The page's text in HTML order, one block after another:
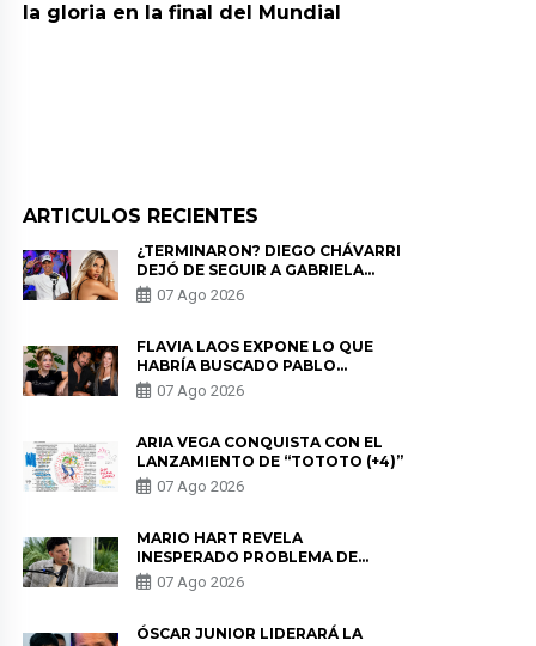
la gloria en la final del Mundial
ARTICULOS RECIENTES
¿TERMINARON? DIEGO CHÁVARRI
DEJÓ DE SEGUIR A GABRIELA
HERRERA Y ANUNCIA SU SALIDA
DE PÓDCAST
07 Ago 2026
FLAVIA LAOS EXPONE LO QUE
HABRÍA BUSCADO PABLO
HEREDIA CON ALE FULLER: “UNA
DE LAS PARTES QUERÍA EL
07 Ago 2026
ARIA VEGA CONQUISTA CON EL
LANZAMIENTO DE “TOTOTO (+4)”
07 Ago 2026
MARIO HART REVELA
INESPERADO PROBLEMA DE
SALUD ANTES DE SEPARARSE DE
KORINA: “ME ENCONTRARON UN
07 Ago 2026
ÓSCAR JUNIOR LIDERARÁ LA